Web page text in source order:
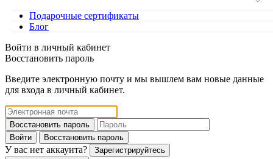
Подарочные сертификаты
Блог
Войти в личный кабинет
Восстановить пароль
Введите электронную почту и мы вышлем вам новые данные
для входа в личный кабинет.
Восстановить пароль
Войти
Восстановить пароль
У вас нет аккаунта?
Зарегистрируйтесь